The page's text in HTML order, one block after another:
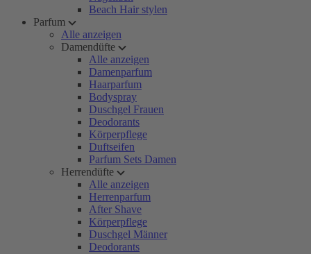
Beach Hair stylen
Parfum
Alle anzeigen
Damendüfte
Alle anzeigen
Damenparfum
Haarparfum
Bodyspray
Duschgel Frauen
Deodorants
Körperpflege
Duftseifen
Parfum Sets Damen
Herrendüfte
Alle anzeigen
Herrenparfum
After Shave
Körperpflege
Duschgel Männer
Deodorants